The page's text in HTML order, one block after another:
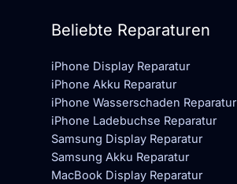
Beliebte Reparaturen
iPhone Display Reparatur
iPhone Akku Reparatur
iPhone Wasserschaden Reparatur
iPhone Ladebuchse Reparatur
Samsung Display Reparatur
Samsung Akku Reparatur
MacBook Display Reparatur